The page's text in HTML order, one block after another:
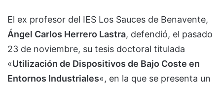
El ex profesor del IES Los Sauces de Benavente,
Ángel Carlos Herrero Lastra, defendió, el pasado
23 de noviembre, su tesis doctoral titulada
«Utilización de Dispositivos de Bajo Coste en
Entornos Industriales«, en la que se presenta un